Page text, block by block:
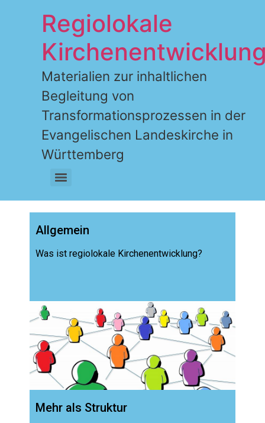
Regiolokale
Materialien zur inhaltlichen
Begleitung von
Transformationsprozessen in der
Evangelischen Landeskirche in
Württemberg
Allgemein
Was ist regiolokale Kirchenentwicklung?
Mehr als Struktur